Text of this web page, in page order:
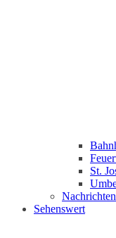
St.
Sehenswert